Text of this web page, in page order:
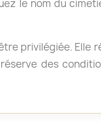
le nom du
privilégiée. Elle
des